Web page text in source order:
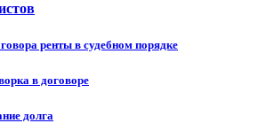
ренты в судебном порядке
в договоре
долга